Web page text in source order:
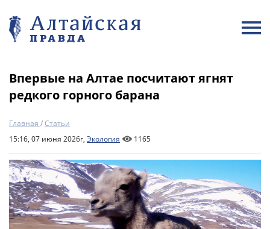
Впервые на Алтае посчитают ягнят
редкого горного барана
Главная /Статьи
15:16, 07 июня 2026г, Экология 1165